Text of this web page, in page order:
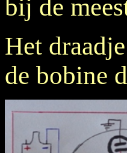
bij de
Het
de bobine